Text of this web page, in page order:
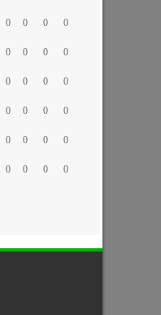
0 0 0 0
0 0 0 0
0 0 0 0
0 0 0 0
0 0 0 0
0 0 0 0